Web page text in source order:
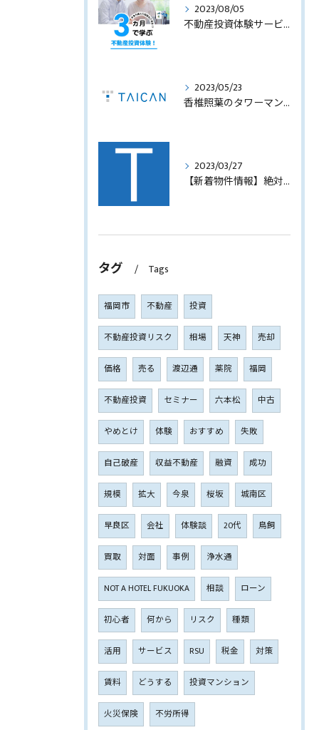
2023/08/05
不動産投資体験サービスのサービス内容を見直します！
2023/05/23
香椎照葉のタワーマンション！高利回りオーナーチェンジ販売します！
2023/03/27
【新着物件情報】絶対に手に入れたい福岡市西中洲の収益テナントビル
タグ Tags
福岡市 不動産 投資
不動産投資リスク 相場 天神 売却
価格 売る 渡辺通 薬院 福岡
不動産投資 セミナー 六本松 中古
やめとけ 体験 おすすめ 失敗
自己破産 収益不動産 融資 成功
規模 拡大 今泉 桜坂 城南区
早良区 会社 体験談 20代 鳥飼
買取 対面 事例 浄水通
NOT A HOTEL FUKUOKA 相談 ローン
初心者 何から リスク 種類
活用 サービス RSU 税金 対策
賃料 どうする 投資マンション
火災保険 不労所得